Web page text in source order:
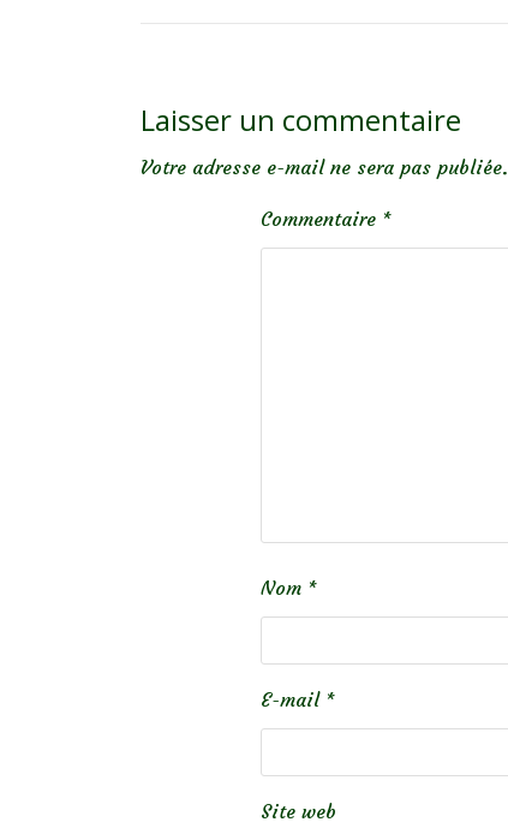
Laisser un commentaire
Votre adresse e-mail ne sera pas publiée.
Commentaire *
Nom *
E-mail *
Site web